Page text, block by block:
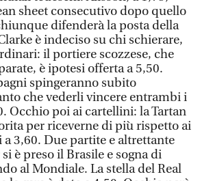
sheet consecutivo dopo quello
difenderà la posta della
è indeciso su chi schierare,
il portiere scozzese, che
è ipotesi offerta a 5,50.
spingeranno subito
che vederli vincere entrambi i
Occhio poi ai cartellini: la Tartan
per riceverne di più rispetto ai
3,60. Due partite e altrettante
è preso il Brasile e sogna di
al Mondiale. La stella del Real